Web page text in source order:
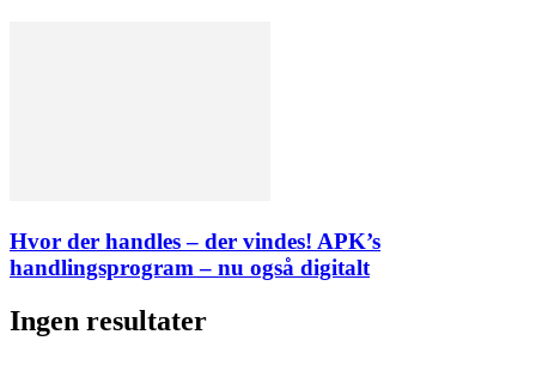
Hvor der handles – der vindes! APK’s
handlingsprogram – nu også digitalt
Ingen resultater